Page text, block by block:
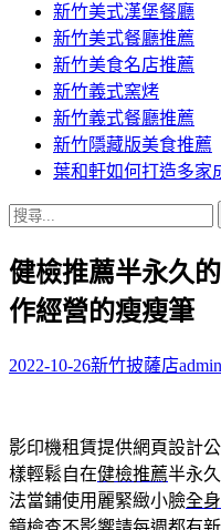
新竹美式漢堡餐廳
新竹美式餐廳推薦
新竹美食名店推薦
新竹義式窯烤
新竹義式餐廳推薦
新竹隱藏版美食推薦
葉和軒如何打造多家
搜
關
鍵
字:
健檢推薦半永久
作經營的瘦瘦筆
2022-10-26新竹披薩店admin
影印機租賃提供網頁設計
樣輕鬆自在健檢推薦半永
法當鋪使用麗緊緻小臉全